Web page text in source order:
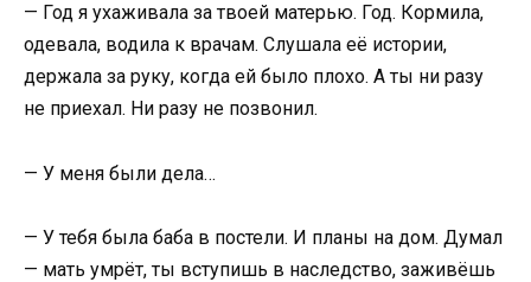
— Год я ухаживала за твоей матерью. Год. Кормила,
одевала, водила к врачам. Слушала её истории,
держала за руку, когда ей было плохо. А ты ни разу
не приехал. Ни разу не позвонил.
— У меня были дела…
— У тебя была баба в постели. И планы на дом. Думал
— мать умрёт, ты вступишь в наследство, заживёшь